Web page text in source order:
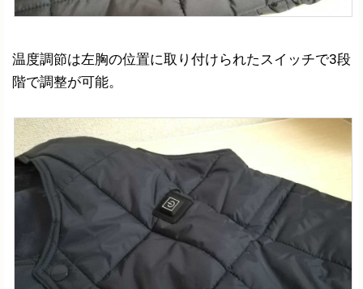
温度調節は左胸の位置に取り付けられたスイッチで3段
階で調整が可能。